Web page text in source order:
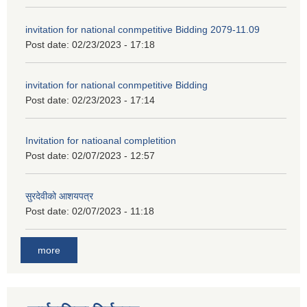
invitation for national conmpetitive Bidding 2079-11.09
Post date: 02/23/2023 - 17:18
invitation for national conmpetitive Bidding
Post date: 02/23/2023 - 17:14
Invitation for natioanal completition
Post date: 02/07/2023 - 12:57
सुरदेवीको आशयपत्र
Post date: 02/07/2023 - 11:18
more